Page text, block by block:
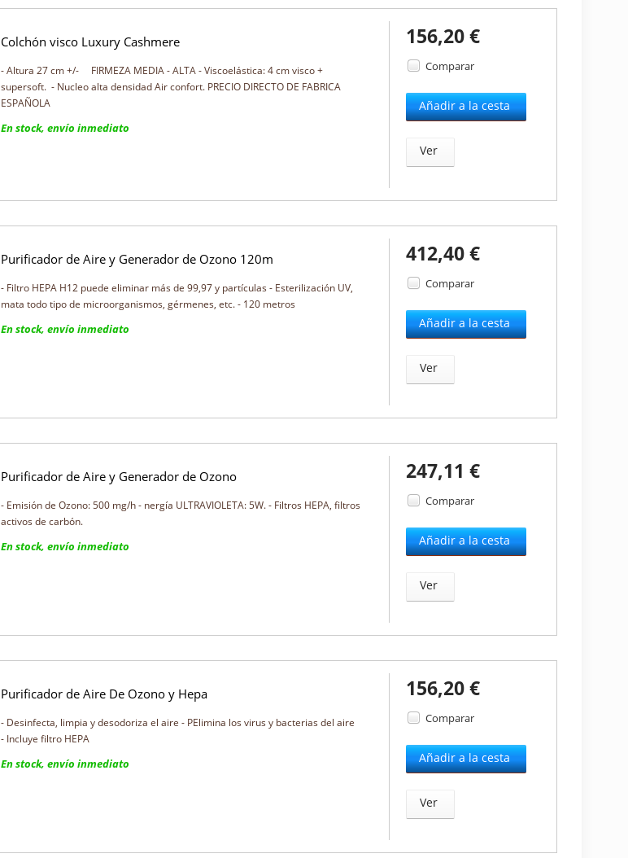
Colchón visco Luxury Cashmere
- Altura 27 cm +/- FIRMEZA MEDIA - ALTA - Viscoelástica: 4 cm visco +
supersoft. - Nucleo alta densidad Air confort. PRECIO DIRECTO DE FABRICA
ESPAÑOLA
En stock, envío inmediato
156,20 €
Comparar
Añadir a la cesta
Ver
Purificador de Aire y Generador de Ozono 120m
- Filtro HEPA H12 puede eliminar más de 99,97 y partículas - Esterilización UV,
mata todo tipo de microorganismos, gérmenes, etc. - 120 metros
En stock, envío inmediato
412,40 €
Comparar
Añadir a la cesta
Ver
Purificador de Aire y Generador de Ozono
- Emisión de Ozono: 500 mg/h - nergía ULTRAVIOLETA: 5W. - Filtros HEPA, filtros
activos de carbón.
En stock, envío inmediato
247,11 €
Comparar
Añadir a la cesta
Ver
Purificador de Aire De Ozono y Hepa
- Desinfecta, limpia y desodoriza el aire - PElimina los virus y bacterias del aire
- Incluye filtro HEPA
En stock, envío inmediato
156,20 €
Comparar
Añadir a la cesta
Ver